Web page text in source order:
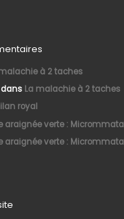
à 2 taches
La malachie à 2 taches
royal
araignée verte :
araignée verte :